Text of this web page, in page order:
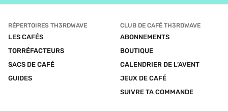
RÉPERTOIRES TH3RDWAVE
LES CAFÉS
TORRÉFACTEURS
SACS DE CAFÉ
GUIDES
CLUB DE CAFÉ TH3RDWAVE
ABONNEMENTS
BOUTIQUE
CALENDRIER DE L’AVENT
JEUX DE CAFÉ
SUIVRE TA COMMANDE